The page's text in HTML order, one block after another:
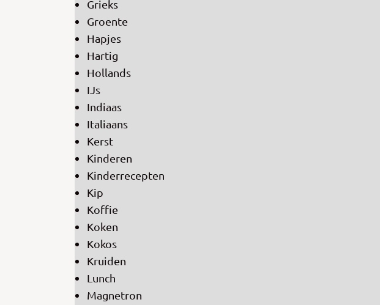
Grieks
Groente
Hapjes
Hartig
Hollands
IJs
Indiaas
Italiaans
Kerst
Kinderen
Kinderrecepten
Kip
Koffie
Koken
Kokos
Kruiden
Lunch
Magnetron